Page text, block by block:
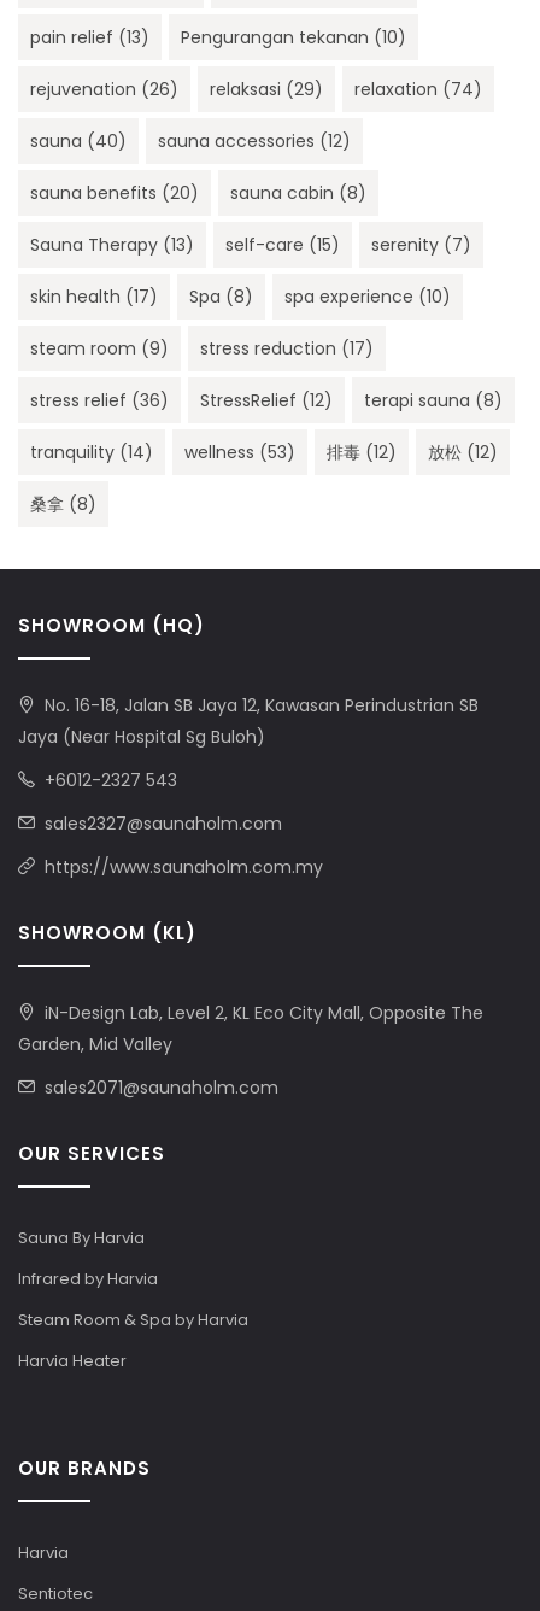
pain relief (13) Pengurangan tekanan (10)
rejuvenation (26) relaksasi (29) relaxation (74)
sauna (40) sauna accessories (12)
sauna benefits (20) sauna cabin (8)
Sauna Therapy (13) self-care (15) serenity (7)
skin health (17) Spa (8) spa experience (10)
steam room (9) stress reduction (17)
stress relief (36) StressRelief (12) terapi sauna (8)
tranquility (14) wellness (53) 排毒 (12) 放松 (12)
桑拿 (8)
SHOWROOM (HQ)
No. 16-18, Jalan SB Jaya 12, Kawasan Perindustrian SB
Jaya (Near Hospital Sg Buloh)
+6012-2327 543
sales2327@saunaholm.com
https://www.saunaholm.com.my
SHOWROOM (KL)
iN-Design Lab, Level 2, KL Eco City Mall, Opposite The
Garden, Mid Valley
sales2071@saunaholm.com
OUR SERVICES
Sauna By Harvia
Infrared by Harvia
Steam Room & Spa by Harvia
Harvia Heater
OUR BRANDS
Harvia
Sentiotec